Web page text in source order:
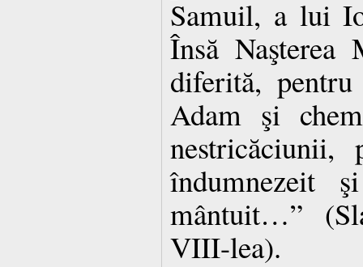
Samuil, a lui
Însă Naşterea
diferită,
Adam şi
îndumnezeit
mântuit…”
VIII-lea).